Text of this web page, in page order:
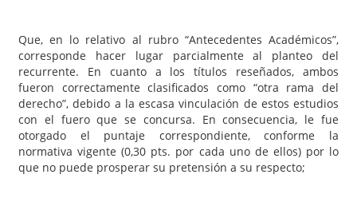
Que, en lo relativo al rubro “Antecedentes Académicos”,
corresponde hacer lugar parcialmente al planteo del
recurrente. En cuanto a los títulos reseñados, ambos
fueron correctamente clasificados como “otra rama del
derecho”, debido a la escasa vinculación de estos estudios
con el fuero que se concursa. En consecuencia, le fue
otorgado el puntaje correspondiente, conforme la
normativa vigente (0,30 pts. por cada uno de ellos) por lo
que no puede prosperar su pretensión a su respecto;